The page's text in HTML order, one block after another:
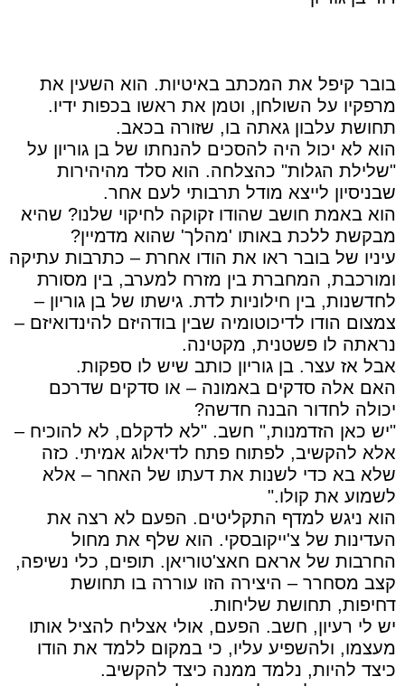
בובר קיפל את המכתב באיטיות. הוא השעין את
מרפקיו על השולחן, וטמן את ראשו בכפות ידיו.
תחושת עלבון גאתה בו, שזורה בכאב.
הוא לא יכול היה להסכים להנחתו של בן גוריון על
"שלילת הגלות" כהצלחה. הוא סלד מהיהירות
שבניסיון לייצא מודל תרבותי לעם אחר.
הוא באמת חושב שהודו זקוקה לחיקוי שלנו? שהיא
מבקשת ללכת באותו 'מהלך' שהוא מדמיין?
עיניו של בובר ראו את הודו אחרת – כתרבות עתיקה
ומורכבת, המחברת בין מזרח למערב, בין מסורת
לחדשנות, בין חילוניות לדת. גישתו של בן גוריון –
צמצום הודו לדיכוטומיה שבין בודהיזם להינדואיזם –
נראתה לו פשטנית, מקטינה.
אבל אז עצר. בן גוריון כותב שיש לו ספקות.
האם אלה סדקים באמונה – או סדקים שדרכם
יכולה לחדור הבנה חדשה?
"יש כאן הזדמנות," חשב. "לא לדקלם, לא להוכיח –
אלא להקשיב, לפתוח פתח לדיאלוג אמיתי. כזה
שלא בא כדי לשנות את דעתו של האחר – אלא
לשמוע את קולו."
הוא ניגש למדף התקליטים. הפעם לא רצה את
העדינות של צ'ייקובסקי. הוא שלף את מחול
החרבות של אראם חאצ'טוריאן. תופים, כלי נשיפה,
קצב מסחרר – היצירה הזו עוררה בו תחושת
דחיפות, תחושת שליחות.
יש לי רעיון, חשב. הפעם, אולי אצליח להציל אותו
מעצמו, ולהשפיע עליו, כי במקום ללמד את הודו
כיצד להיות, נלמד ממנה כיצד להקשיב.